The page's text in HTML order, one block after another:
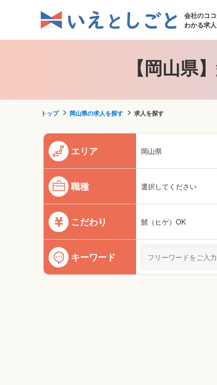
会社のコ
わかる求
【岡山県
トップ 岡山県の求人を探す 求人を探す
エリア 岡山県
職種 選択してください
こだわり 髭（ヒゲ）OK
キーワード